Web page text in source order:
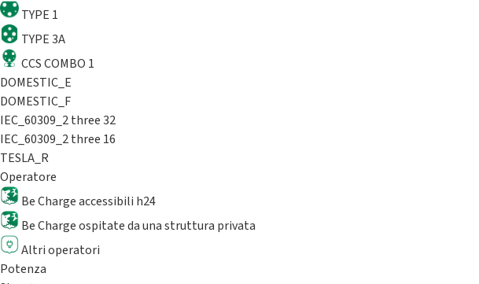
TYPE 1
TYPE 3A
CCS COMBO 1
DOMESTIC_E
DOMESTIC_F
IEC_60309_2 three 32
IEC_60309_2 three 16
TESLA_R
Operatore
Be Charge accessibili h24
Be Charge ospitate da una struttura privata
Altri operatori
Potenza